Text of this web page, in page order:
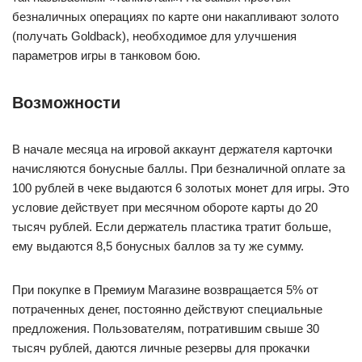
безналичных операциях по карте они накапливают золото
(получать Goldback), необходимое для улучшения
параметров игры в танковом бою.
Возможности
В начале месяца на игровой аккаунт держателя карточки
начисляются бонусные баллы. При безналичной оплате за
100 рублей в чеке выдаются 6 золотых монет для игры. Это
условие действует при месячном обороте карты до 20
тысяч рублей. Если держатель пластика тратит больше,
ему выдаются 8,5 бонусных баллов за ту же сумму.
При покупке в Премиум Магазине возвращается 5% от
потраченных денег, постоянно действуют специальные
предложения. Пользователям, потратившим свыше 30
тысяч рублей, даются личные резервы для прокачки